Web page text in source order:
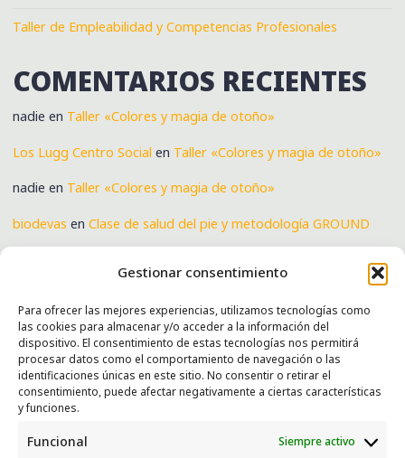
Gestionar consentimiento
Para ofrecer las mejores experiencias, utilizamos tecnologías como
las cookies para almacenar y/o acceder a la información del
dispositivo. El consentimiento de estas tecnologías nos permitirá
procesar datos como el comportamiento de navegación o las
identificaciones únicas en este sitio. No consentir o retirar el
consentimiento, puede afectar negativamente a ciertas características
y funciones.
Funcional Siempre activo
Taller de Empleabilidad y Competencias Profesionales
COMENTARIOS RECIENTES
nadie en Taller «Colores y magia de otoño»
Los Lugg Centro Social en Taller «Colores y magia de otoño»
nadie en Taller «Colores y magia de otoño»
biodevas enClase de salud del pie y metodología GROUND
SERVICIOS
Recogida e intercambio de ropa y enseres.
INFORMACIÓN
Política de privacidad